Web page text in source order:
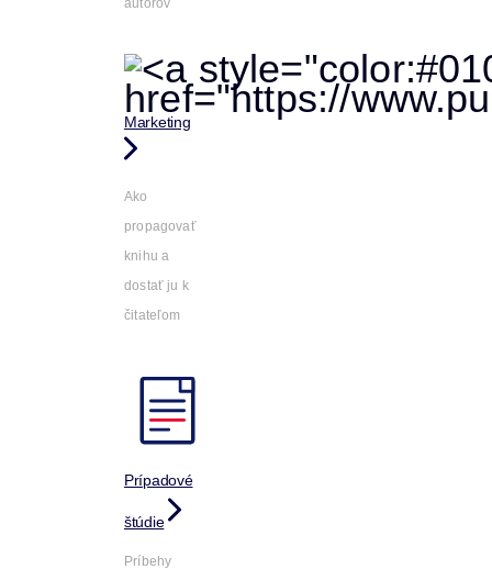
autorov
Marketing
Ako
propagovať
knihu a
dostať ju k
čitateľom
Prípadové
štúdie
Príbehy